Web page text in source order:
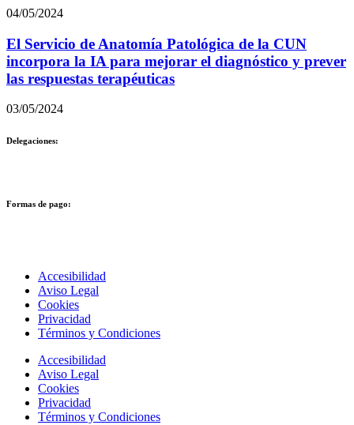
04/05/2024
El Servicio de Anatomía Patológica de la CUN
incorpora la IA para mejorar el diagnóstico y prever
las respuestas terapéuticas
03/05/2024
Delegaciones:
Formas de pago:
Accesibilidad
Aviso Legal
Cookies
Privacidad
Términos y Condiciones
Accesibilidad
Aviso Legal
Cookies
Privacidad
Términos y Condiciones